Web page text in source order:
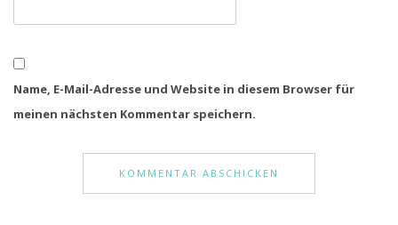
Name, E-Mail-Adresse und Website in diesem Browser für
meinen nächsten Kommentar speichern.